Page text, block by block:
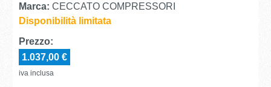
Marca: CECCATO COMPRESSORI
Disponibilità limitata
Prezzo:
1.037,00 €
iva inclusa